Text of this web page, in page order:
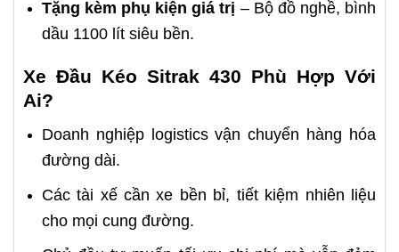
Tặng kèm phụ kiện giá trị – Bộ đồ nghề, bình
dầu 1100 lít siêu bền.
Xe Đầu Kéo Sitrak 430 Phù Hợp Với
Ai?
Doanh nghiệp logistics vận chuyển hàng hóa
đường dài.
Các tài xế cần xe bền bỉ, tiết kiệm nhiên liệu
cho mọi cung đường.